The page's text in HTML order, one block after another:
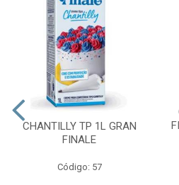
CHANTILLY TP 1L GRAN
FINALE
Código: 57